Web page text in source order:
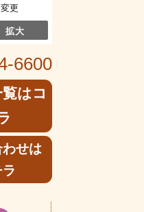
更
拡大
6600
はコ
せは